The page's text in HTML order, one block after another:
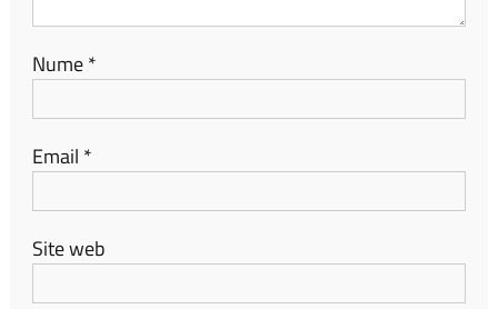
Nume*
Email *
Site web